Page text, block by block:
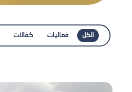
الكل فعاليات كفالات